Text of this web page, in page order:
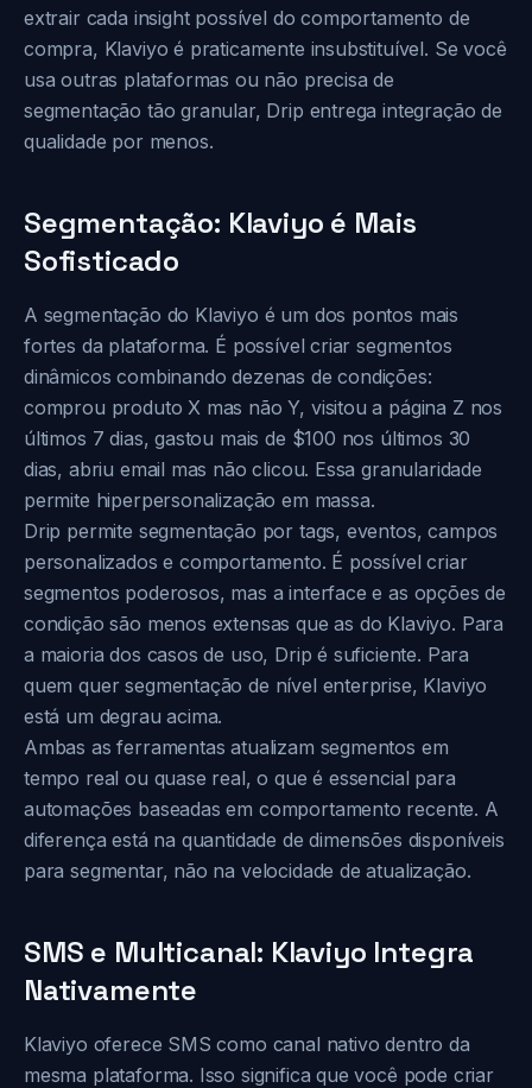
extrair cada insight possível do comportamento de
compra, Klaviyo é praticamente insubstituível. Se você
usa outras plataformas ou não precisa de
segmentação tão granular, Drip entrega integração de
qualidade por menos.
Segmentação: Klaviyo é Mais
Sofisticado
A segmentação do Klaviyo é um dos pontos mais
fortes da plataforma. É possível criar segmentos
dinâmicos combinando dezenas de condições:
comprou produto X mas não Y, visitou a página Z nos
últimos 7 dias, gastou mais de $100 nos últimos 30
dias, abriu email mas não clicou. Essa granularidade
permite hiperpersonalização em massa.
Drip permite segmentação por tags, eventos, campos
personalizados e comportamento. É possível criar
segmentos poderosos, mas a interface e as opções de
condição são menos extensas que as do Klaviyo. Para
a maioria dos casos de uso, Drip é suficiente. Para
quem quer segmentação de nível enterprise, Klaviyo
está um degrau acima.
Ambas as ferramentas atualizam segmentos em
tempo real ou quase real, o que é essencial para
automações baseadas em comportamento recente. A
diferença está na quantidade de dimensões disponíveis
para segmentar, não na velocidade de atualização.
SMS e Multicanal: Klaviyo Integra
Nativamente
Klaviyo oferece SMS como canal nativo dentro da
mesma plataforma. Isso significa que você pode criar